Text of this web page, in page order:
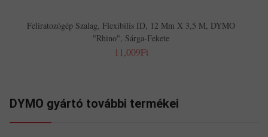
Feliratozógép Szalag, Flexibilis ID, 12 Mm X 3,5 M, DYMO
"Rhino", Sárga-Fekete
11,009Ft
DYMO gyártó további termékei